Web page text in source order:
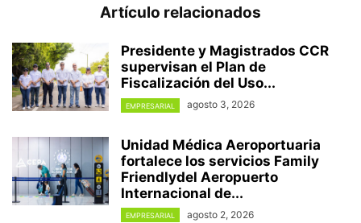
Artículo relacionados
Presidente y Magistrados CCR
supervisan el Plan de
Fiscalización del Uso...
EMPRESARIAL agosto 3, 2026
Unidad Médica Aeroportuaria
fortalece los servicios Family
Friendlydel Aeropuerto
Internacional de...
EMPRESARIAL agosto 2, 2026